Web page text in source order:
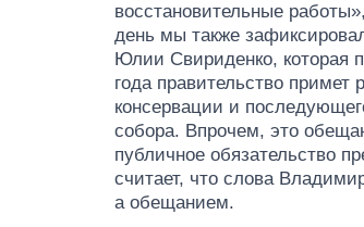
восстановительные
день мы также
Юлии Свириденко, которая
года правительство
консервации и
собора. Впрочем, это
публичное обязательство
считает, что слова
а обещанием.